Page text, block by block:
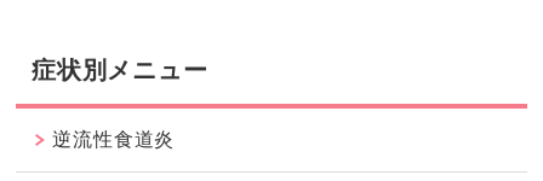
症状別メニュー
逆流性食道炎